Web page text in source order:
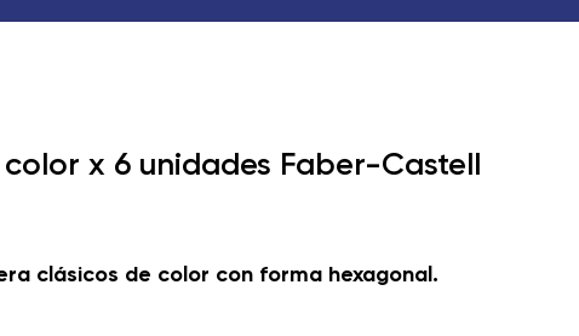
x 6 unidades Faber-Castell
clásicos de color con forma hexagonal.